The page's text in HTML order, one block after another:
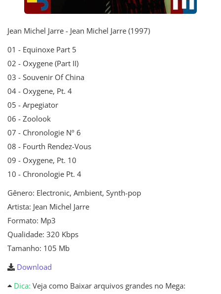
Jean Michel Jarre - Jean Michel Jarre (1997)
01 - Equinoxe Part 5
02 - Oxygene (Part II)
03 - Souvenir Of China
04 - Oxygene, Pt. 4
05 - Arpegiator
06 - Zoolook
07 - Chronologie Nº 6
08 - Fourth Rendez-Vous
09 - Oxygene, Pt. 10
10 - Chronologie Pt. 4
Gênero: Electronic, Ambient, Synth-pop
Artista: Jean Michel Jarre
Formato: Mp3
Qualidade: 320 Kbps
Tamanho: 105 Mb
Download
Dica: Veja como Baixar arquivos grandes no Mega: